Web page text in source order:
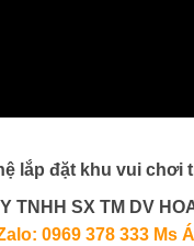
lắp đặt khu vui chơi
TNHH SX TM DV
0969 378 333 Ms